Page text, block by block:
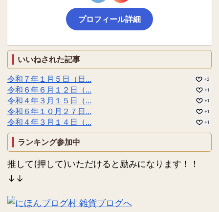
プロフィール詳細
いいねされた記事
令和７年１月５日（日...
+2
令和６年６月１２日（... +1
令和４年３月１５日（... +1
令和６年１０月２７日... +1
令和４年３月１４日（... +1
ランキング参加中
推して(押して)いただけると励みになります！！
↓↓